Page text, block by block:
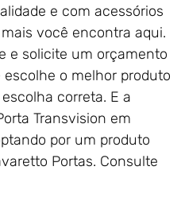
e com acessórios
você encontra aqui.
e solicite um orçamento
o melhor produto
correta. E a
Transvision em
por um produto
Portas. Consulte